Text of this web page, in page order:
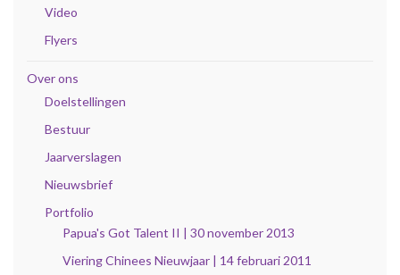
Video
Flyers
Over ons
Doelstellingen
Bestuur
Jaarverslagen
Nieuwsbrief
Portfolio
Papua's Got Talent II | 30 november 2013
Viering Chinees Nieuwjaar | 14 februari 2011